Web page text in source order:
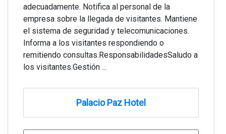
adecuadamente. Notifica al personal de la
empresa sobre la llegada de visitantes. Mantiene
el sistema de seguridad y telecomunicaciones.
Informa a los visitantes respondiendo o
remitiendo consultas.ResponsabilidadesSaludo a
los visitantes.Gestión ...
Palacio Paz Hotel